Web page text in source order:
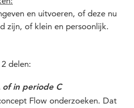
en uitvoeren, of deze nu
zijn, of klein en persoonlijk.
delen:
of in periode C
Flow onderzoeken. Dat